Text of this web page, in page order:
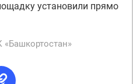
установили прямо
«Башкортостан»